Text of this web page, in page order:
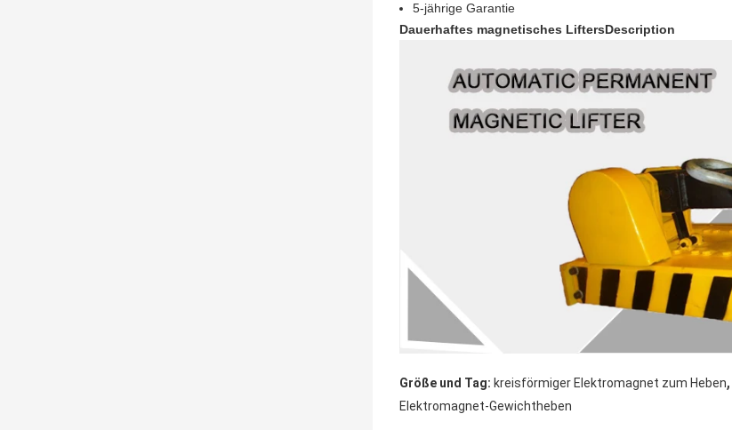
5-jährige Garantie
Dauerhaftes magnetisches LiftersDescription
Größe und Tag: kreisförmiger Elektromagnet zum Heben,
Elektromagnet-Gewichtheben